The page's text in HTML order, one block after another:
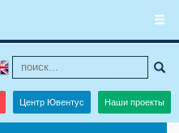
Центр Ювентус Наши проекты